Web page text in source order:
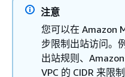
注意
您可以在 Amazon
步限制出站访问。
出站规则、
VPC 的 CIDR 来限制